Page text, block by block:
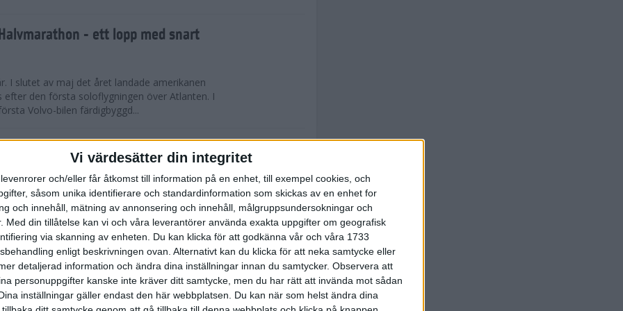
Vi värdesätter din integritet
och/eller får åtkomst till information på en enhet, till exempel cookies, och
såsom unika identifierare och standardinformation som skickas av en enhet for
och innehåll, mätning av annonsering och innehåll, målgruppsundersokningar och
Med din tillåtelse kan vi och våra leverantörer använda exakta uppgifter om geografisk
via skanning av enheten. Du kan klicka för att godkänna vår och våra 1733
enligt beskrivningen ovan. Alternativt kan du klicka för att neka samtycke eller
detaljerad information och ändra dina inställningar innan du samtycker. Observera att
personuppgifter kanske inte kräver ditt samtycke, men du har rätt att invända mot sådan
inställningar gäller endast den här webbplatsen. Du kan när som helst ändra dina
- ett lopp med snart
I slutet av maj det året landade amerikanen
efter den första soloflygningen över Atlanten. I
Volvo-bilen färdigbyggd...
till marans skapare
tisdagskvällen tilldelades Anders Olsson, som
starta Stockholm Marathon startades 1979,
för motionslöpningens ut...
och återhämtning
FLOWLIFE | Att springa under
utmaning som stärker både kropp och